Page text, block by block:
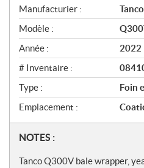
S
p
é
c
i
f
i
c
a
Manufacturier :
Tanco
Modèle :
Année :
2022
# Inventaire :
Type :
Foin
Emplacement :
N
o
NOTES :
Tanco Q300V bale wrapper,